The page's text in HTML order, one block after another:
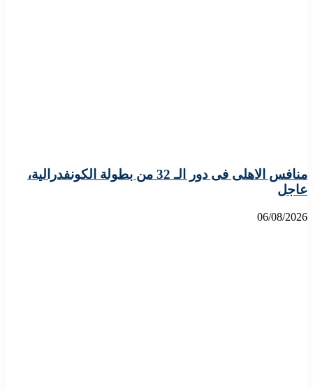
منافس الاهلى فى دور الـ 32 من بطولة الكونفدرالية،
عاجل
06/08/2026